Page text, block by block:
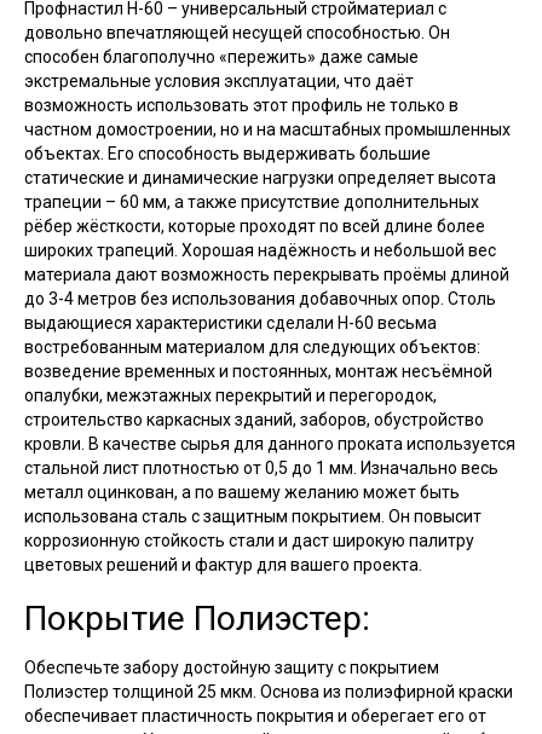
Профнастил Н-60 – универсальный стройматериал с
довольно впечатляющей несущей способностью. Он
способен благополучно «пережить» даже самые
экстремальные условия эксплуатации, что даёт
возможность использовать этот профиль не только в
частном домостроении, но и на масштабных промышленных
объектах. Его способность выдерживать большие
статические и динамические нагрузки определяет высота
трапеции – 60 мм, а также присутствие дополнительных
рёбер жёсткости, которые проходят по всей длине более
широких трапеций. Хорошая надёжность и небольшой вес
материала дают возможность перекрывать проёмы длиной
до 3-4 метров без использования добавочных опор. Столь
выдающиеся характеристики сделали Н-60 весьма
востребованным материалом для следующих объектов:
возведение временных и постоянных, монтаж несъёмной
опалубки, межэтажных перекрытий и перегородок,
строительство каркасных зданий, заборов, обустройство
кровли. В качестве сырья для данного проката используется
стальной лист плотностью от 0,5 до 1 мм. Изначально весь
металл оцинкован, а по вашему желанию может быть
использована сталь с защитным покрытием. Он повысит
коррозионную стойкость стали и даст широкую палитру
цветовых решений и фактур для вашего проекта.
Покрытие Полиэстер:
Обеспечьте забору достойную защиту с покрытием
Полиэстер толщиной 25 мкм. Основа из полиэфирной краски
обеспечивает пластичность покрытия и оберегает его от